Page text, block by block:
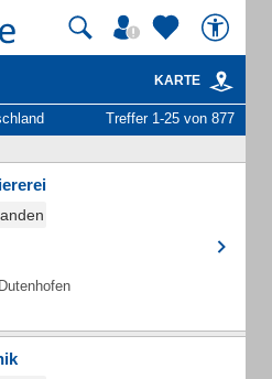
KARTE
Treffer 1-25 von 877